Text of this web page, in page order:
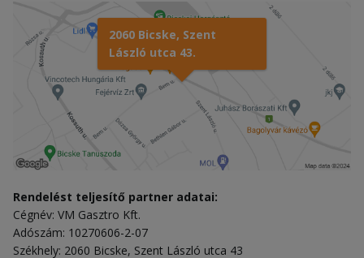
2060 Bicske, Szent
László utca 43.
Rendelést teljesítő partner adatai:
Cégnév: VM Gasztro Kft.
Adószám: 10270606-2-07
Székhely: 2060 Bicske, Szent László utca 43